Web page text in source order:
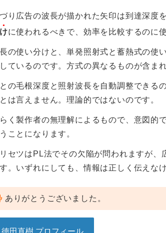
り広告の波長が描かれた矢印は到達深度
に使われるべきで、効率を比較するのに
の使い分けと、単発照射式と蓄熱式の使
ているのです。方式の異なるものが含ま
の毛根深度と照射波長を自動調整できる
は言えません。理論的ではないのです。
く製作者の無理解によるもので、意図的
ことになります。
リセツはPL法でその欠陥が問われますが
。いずれにしても、情報は正しく伝えな
ありがとうございました。
徳田直樹 プロフィール